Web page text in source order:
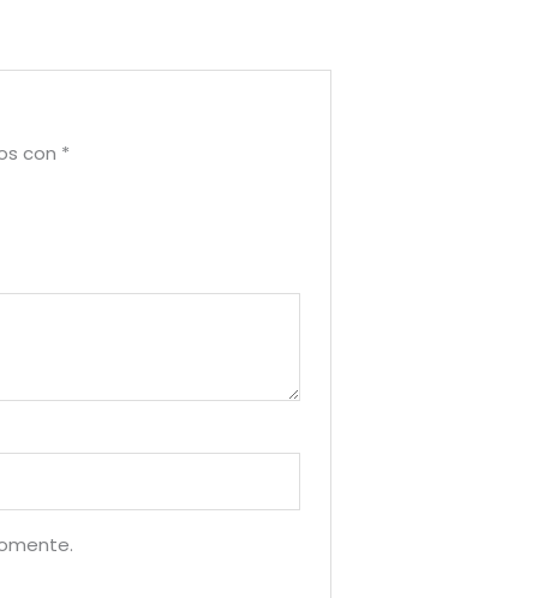
con *